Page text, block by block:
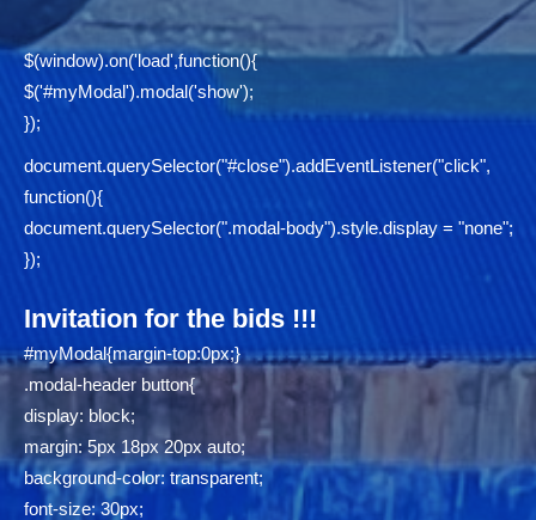
$(window).on('load',function(){
$('#myModal').modal('show');
});
document.querySelector("#close").addEventListener("click",
function(){
document.querySelector(".modal-body").style.display = "none";
});
Invitation for the bids !!!
#myModal{margin-top:0px;}
.modal-header button{
display: block;
margin: 5px 18px 20px auto;
background-color: transparent;
font-size: 30px;